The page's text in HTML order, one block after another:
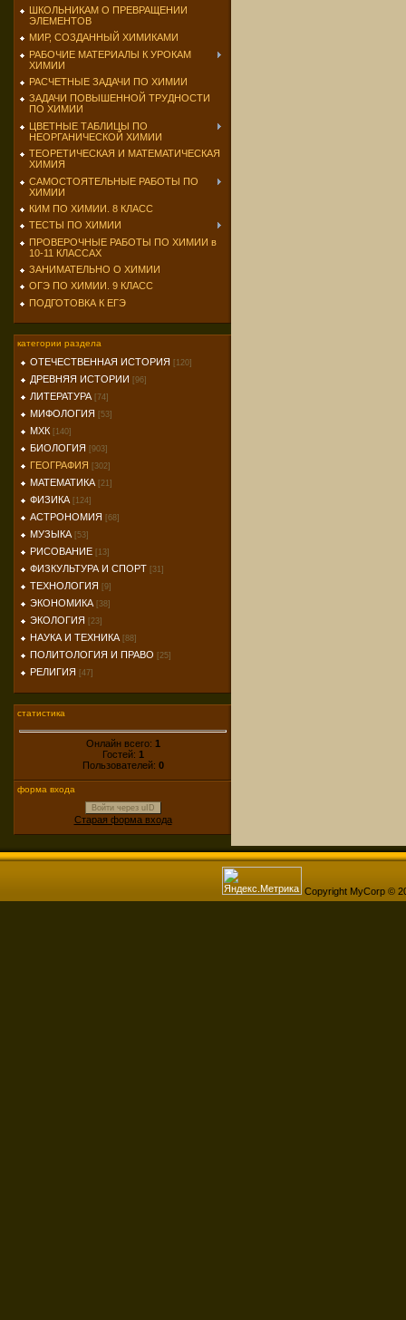
ШКОЛЬНИКАМ О ПРЕВРАЩЕНИИ
ЭЛЕМЕНТОВ
МИР, СОЗДАННЫЙ ХИМИКАМИ
РАБОЧИЕ МАТЕРИАЛЫ К УРОКАМ
ХИМИИ
РАСЧЕТНЫЕ ЗАДАЧИ ПО ХИМИИ
ЗАДАЧИ ПОВЫШЕННОЙ ТРУДНОСТИ
ПО ХИМИИ
ЦВЕТНЫЕ ТАБЛИЦЫ ПО
НЕОРГАНИЧЕСКОЙ ХИМИИ
ТЕОРЕТИЧЕСКАЯ И МАТЕМАТИЧЕСКАЯ
ХИМИЯ
САМОСТОЯТЕЛЬНЫЕ РАБОТЫ ПО
ХИМИИ
КИМ ПО ХИМИИ. 8 КЛАСС
ТЕСТЫ ПО ХИМИИ
ПРОВЕРОЧНЫЕ РАБОТЫ ПО ХИМИИ в
10-11 КЛАССАХ
ЗАНИМАТЕЛЬНО О ХИМИИ
ОГЭ ПО ХИМИИ. 9 КЛАСС
ПОДГОТОВКА К ЕГЭ
категории раздела
ОТЕЧЕСТВЕННАЯ ИСТОРИЯ [120]
ДРЕВНЯЯ ИСТОРИИ [96]
ЛИТЕРАТУРА [74]
МИФОЛОГИЯ [53]
МХК [140]
БИОЛОГИЯ [903]
ГЕОГРАФИЯ [302]
МАТЕМАТИКА [21]
ФИЗИКА [124]
АСТРОНОМИЯ [68]
МУЗЫКА [53]
РИСОВАНИЕ [13]
ФИЗКУЛЬТУРА И СПОРТ [31]
ТЕХНОЛОГИЯ [9]
ЭКОНОМИКА [38]
ЭКОЛОГИЯ [23]
НАУКА И ТЕХНИКА [88]
ПОЛИТОЛОГИЯ И ПРАВО [25]
РЕЛИГИЯ [47]
статистика
Онлайн всего: 1
Гостей: 1
Пользователей: 0
форма входа
Войти через uID
Старая форма входа
Copyright MyCorp ©